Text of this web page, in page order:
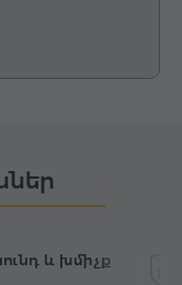
և խմիչք